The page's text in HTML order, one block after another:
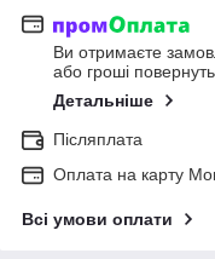
Ви отримаєте
або гроші
Детальніше
Післяплата
Оплата на карту
Всі умови оплати